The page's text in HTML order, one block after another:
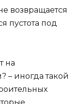
возвращается
пустота под
на
– иногда такой